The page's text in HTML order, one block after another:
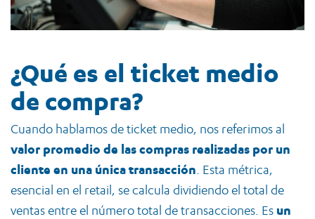
¿Qué es el ticket medio
de compra?
Cuando hablamos de ticket medio, nos referimos al
valor promedio de las compras realizadas por un
cliente en una única transacción . Esta métrica,
esencial en el retail, se calcula dividiendo el total de
ventas entre el número total de transacciones. Es un